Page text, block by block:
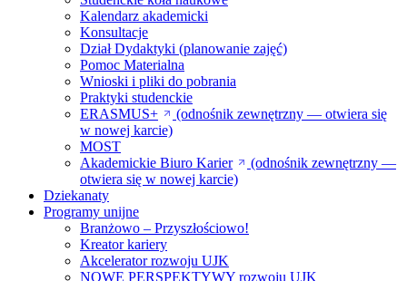
Kalendarz akademicki
Konsultacje
Dział Dydaktyki (planowanie zajęć)
Pomoc Materialna
Wnioski i pliki do pobrania
Praktyki studenckie
ERASMUS+
(odnośnik zewnętrzny — otwiera się
w nowej karcie)
MOST
Akademickie Biuro Karier
(odnośnik zewnętrzny —
otwiera się w nowej karcie)
Dziekanaty
Programy unijne
Branżowo – Przyszłościowo!
Kreator kariery
Akcelerator rozwoju UJK
NOWE PERSPEKTYWY rozwoju UJK